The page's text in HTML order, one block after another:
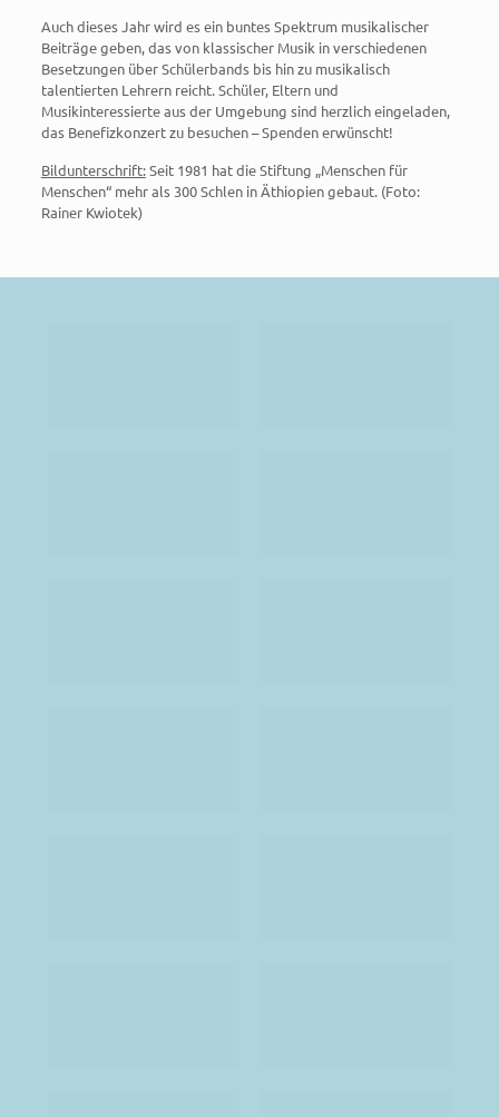
Auch dieses Jahr wird es ein buntes Spektrum musikalischer
Beiträge geben, das von klassischer Musik in verschiedenen
Besetzungen über Schülerbands bis hin zu musikalisch
talentierten Lehrern reicht. Schüler, Eltern und
Musikinteressierte aus der Umgebung sind herzlich eingeladen,
das Benefizkonzert zu besuchen – Spenden erwünscht!
Bildunterschrift:Seit 1981 hat die Stiftung „Menschen für
Menschen“ mehr als 300 Schlen in Äthiopien gebaut. (Foto:
Rainer Kwiotek)